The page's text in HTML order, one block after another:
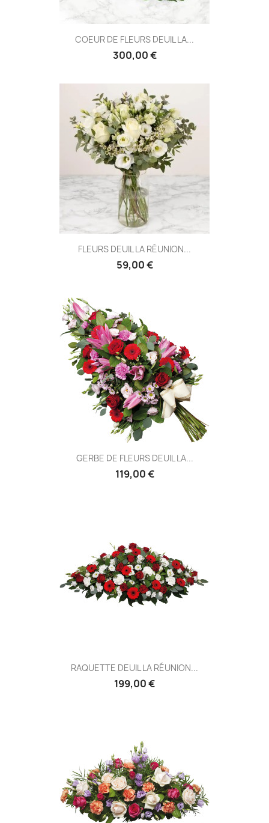
COEUR DE FLEURS DEUIL LA...
300,00 €
FLEURS DEUIL LA RÉUNION...
59,00 €
GERBE DE FLEURS DEUIL LA...
119,00 €
RAQUETTE DEUIL LA RÉUNION...
199,00 €